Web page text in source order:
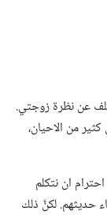
عن نظرة زوجتي.‏
من الاحيان،‏
ان نتكلم
حديثهم.‏ لكنَّ ذلك